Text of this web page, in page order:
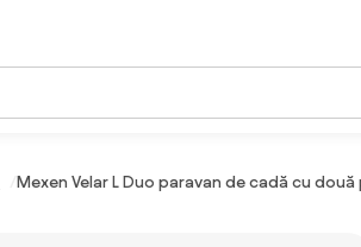
Mexen Velar L Duo paravan de cadă cu